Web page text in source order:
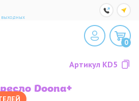
выходных
0
Артикул KD5
Doona+